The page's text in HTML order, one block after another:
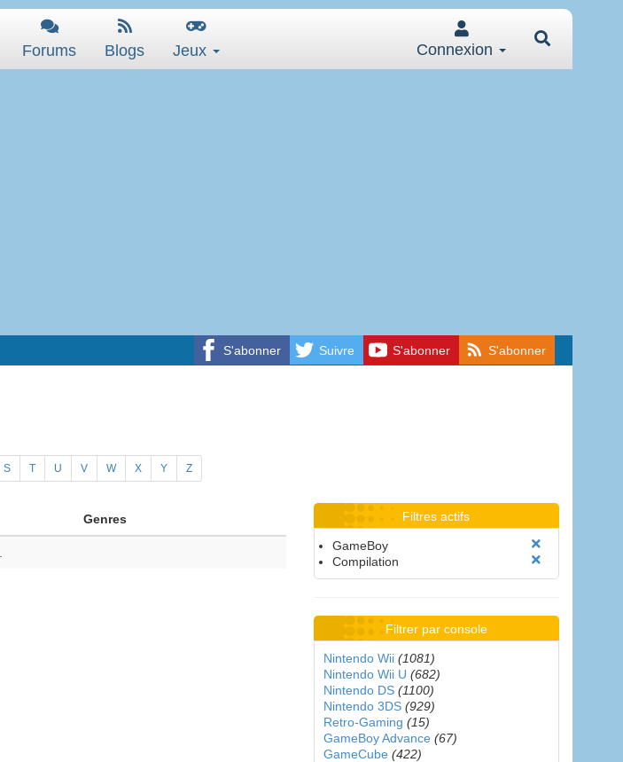
Forums Blogs Jeux Connexion
S'abonner Suivre S'abonner S'abonner
S T U V W X Y Z
Genres Filtres actifs
GameBoy
Compilation
Filtrer par console
Nintendo Wii (1081)
Nintendo Wii U (682)
Nintendo DS (1100)
Nintendo 3DS (929)
Retro-Gaming (15)
GameBoy Advance (67)
GameCube (422)